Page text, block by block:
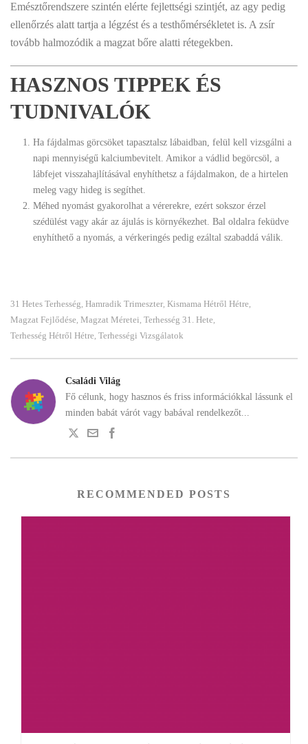
Emésztőrendszere szintén elérte fejlettségi szintjét, az agy pedig
ellenőrzés alatt tartja a légzést és a testhőmérsékletet is. A zsír
tovább halmozódik a magzat bőre alatti rétegekben.
HASZNOS TIPPEK ÉS
TUDNIVALÓK
Ha fájdalmas görcsöket tapasztalsz lábaidban, felül kell vizsgálni a
napi mennyiségű kalciumbevitelt. Amikor a vádlid begörcsöl, a
lábfejet visszahajlításával enyhíthetsz a fájdalmakon, de a hirtelen
meleg vagy hideg is segíthet.
Méhed nyomást gyakorolhat a vérerekre, ezért sokszor érzel
szédülést vagy akár az ájulás is környékezhet. Bal oldalra feküdve
enyhíthető a nyomás, a vérkeringés pedig ezáltal szabaddá válik.
31 Hetes Terhesség, Hamradik Trimeszter, Kismama Hétről Hétre,
Magzat Fejlődése, Magzat Méretei, Terhesség 31. Hete,
Terhesség Hétről Hétre, Terhességi Vizsgálatok
Családi Világ
Fő célunk, hogy hasznos és friss információkkal lássunk el
minden babát várót vagy babával rendelkezőt...
RECOMMENDED POSTS